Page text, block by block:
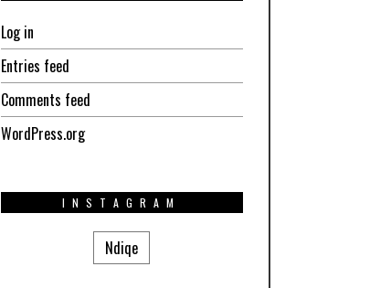
Log in
Entries feed
Comments feed
WordPress.org
INSTAGRAM
Ndiqe